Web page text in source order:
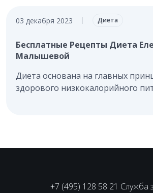
03 декабря 2023 | Диета
Бесплатные Рецепты Диета
Малышевой
Диета основана на главных
здорового низкокалорийного
+7 (495) 128 58 21 Служба